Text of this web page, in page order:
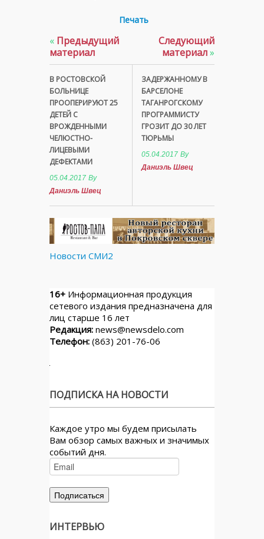
Печать
« Предыдущий
материал
В РОСТОВСКОЙ
БОЛЬНИЦЕ
ПРООПЕРИРУЮТ 25
ДЕТЕЙ С
ВРОЖДЕННЫМИ
ЧЕЛЮСТНО-
ЛИЦЕВЫМИ
ДЕФЕКТАМИ
05.04.2017 By
Даниэль Швец
Следующий
материал»
ЗАДЕРЖАННОМУ В
БАРСЕЛОНЕ
ТАГАНРОГСКОМУ
ПРОГРАММИСТУ
ГРОЗИТ ДО 30 ЛЕТ
ТЮРЬМЫ
05.04.2017 By
Даниэль Швец
Новости СМИ2
16+ Информационная продукция
сетевого издания предназначена для
лиц старше 16 лет
Редакция: news@newsdelo.com
Телефон: (863) 201-76-06
ПОДПИСКА НА НОВОСТИ
Каждое утро мы будем присылать
Вам обзор самых важных и значимых
событий дня.
ИНТЕРВЬЮ